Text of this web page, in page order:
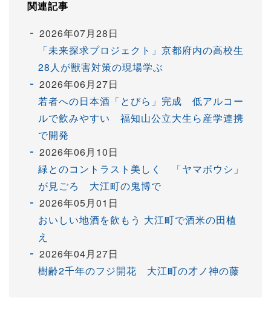
関連記事
2026年07月28日
「未来探求プロジェクト」京都府内の高校生
28人が獣害対策の現場学ぶ
2026年06月27日
若者への日本酒「とびら」完成 低アルコー
ルで飲みやすい 福知山公立大生ら産学連携
で開発
2026年06月10日
緑とのコントラスト美しく 「ヤマボウシ」
が見ごろ 大江町の鬼博で
2026年05月01日
おいしい地酒を飲もう 大江町で酒米の田植
え
2026年04月27日
樹齢2千年のフジ開花 大江町の才ノ神の藤